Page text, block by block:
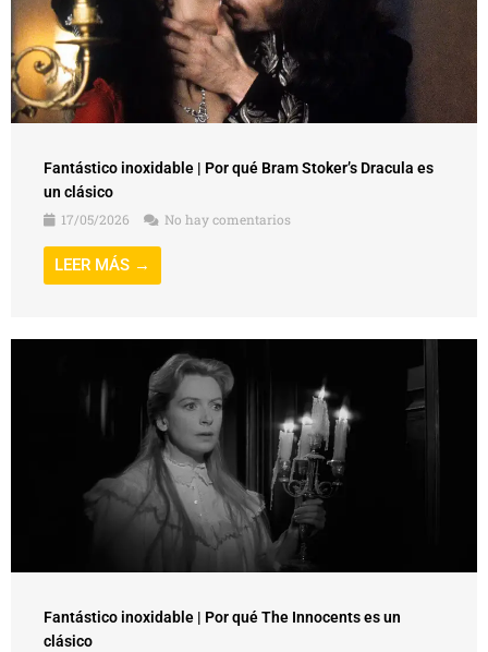
Fantástico inoxidable | Por qué Bram Stoker’s Dracula es
un clásico
17/05/2026
No hay comentarios
LEER MÁS →
Fantástico inoxidable | Por qué The Innocents es un
clásico